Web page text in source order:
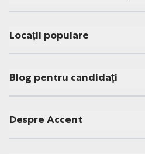
Locații populare
Blog pentru candidați
Despre Accent